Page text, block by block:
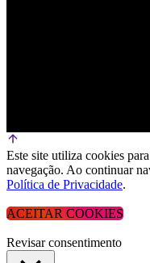
Este site utiliza cookies
navegação. Ao continuar
Política de Privacidade.
ACEITAR COOKIES
Revisar consentimento